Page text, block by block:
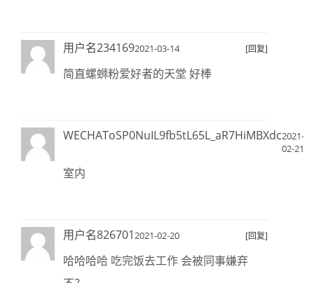
用户名2341692021-03-14 [回复]
简直螺蛳粉爱好者的天堂 好棒
WECHAToSP0NuIL9fb5tL65L_aR7HiMBXdc2021-
02-21
室内
用户名8267012021-02-20 [回复]
哈哈哈哈 吃完饭去工作 会被同事嫌弃